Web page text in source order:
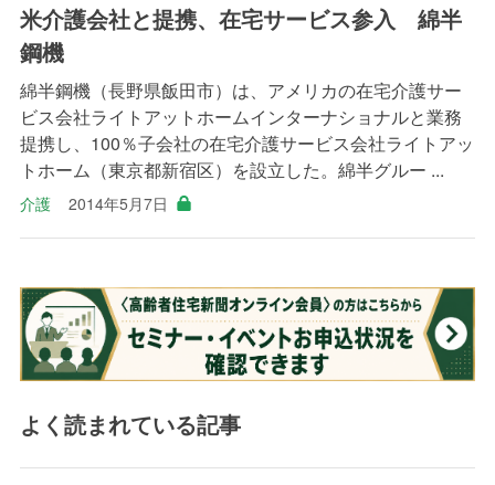
米介護会社と提携、在宅サービス参入 綿半
鋼機
綿半鋼機（長野県飯田市）は、アメリカの在宅介護サー
ビス会社ライトアットホームインターナショナルと業務
提携し、100％子会社の在宅介護サービス会社ライトアッ
トホーム（東京都新宿区）を設立した。綿半グルー ...
介護 2014年5月7日
よく読まれている記事